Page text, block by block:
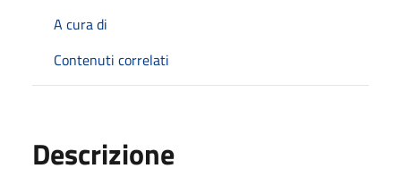
A cura di
Contenuti correlati
Descrizione